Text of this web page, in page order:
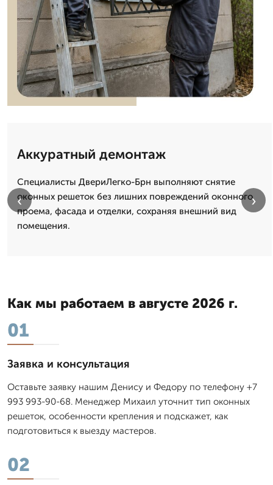
Аккуратный демонтаж
Специалисты ДвериЛегко-Брн выполняют снятие
оконных решеток без лишних повреждений оконного
проема, фасада и отделки, сохраняя внешний вид
помещения.
‹ ›
Как мы работаем в августе 2026 г.
01
Заявка и консультация
Оставьте заявку нашим Денису и Федору по телефону +7
993 993-90-68. Менеджер Михаил уточнит тип оконных
решеток, особенности крепления и подскажет, как
подготовиться к выезду мастеров.
02